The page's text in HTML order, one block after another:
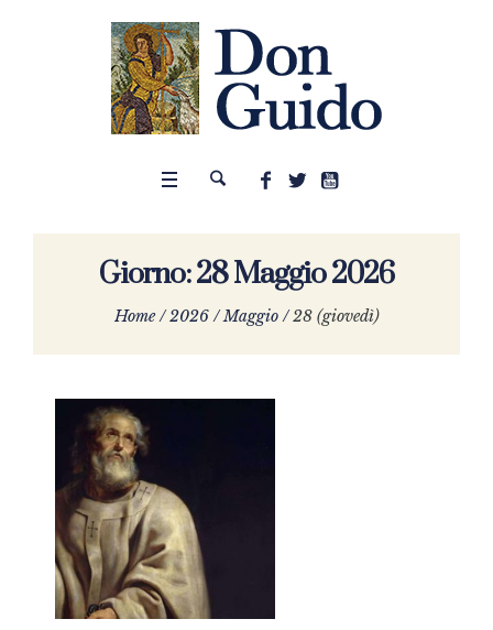
Giorno:28 Maggio 2026
Home /2026 /Maggio /28 (giovedì)